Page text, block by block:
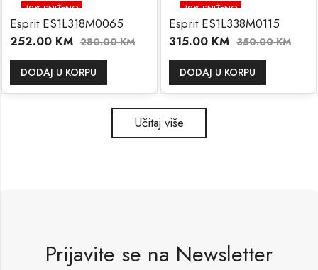
10% SNIŽENO
Esprit ES1L318M0065
252.00 KM 280.00KM
DODAJ U KORPU
10% SNIŽENO
Esprit ES1L338M0115
315.00 KM 350.00KM
DODAJ U KORPU
Učitaj više
Prijavite se na Newsletter